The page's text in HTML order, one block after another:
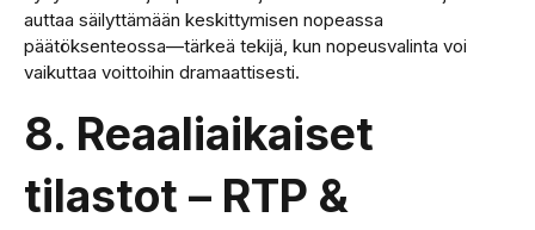
auttaa säilyttämään keskittymisen nopeassa
päätöksenteossa—tärkeä tekijä, kun nopeusvalinta voi
vaikuttaa voittoihin dramaattisesti.
8. Reaaliaikaiset
tilastot – RTP &